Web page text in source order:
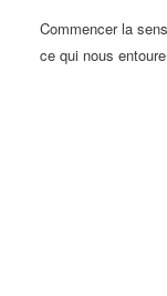
Commencer la
ce qui nous